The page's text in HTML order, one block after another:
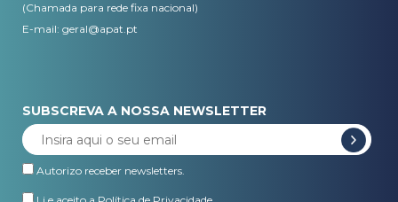
(Chamada para rede fixa nacional)
E-mail: geral@apat.pt
SUBSCREVA A NOSSA NEWSLETTER
Autorizo receber newsletters.